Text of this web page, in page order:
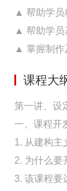
▲ 帮助学员
▲ 帮助学员
▲ 掌握制作
课程大
第一讲、设
一、课程开
1. 从建构主
2. 为什么要
3. 该课程要